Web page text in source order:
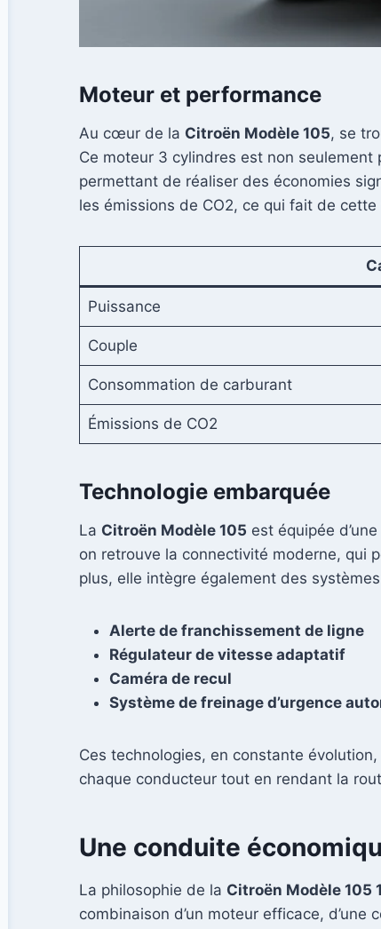
Moteur et performance
Au cœur de la Citroën Modèle 105, se
Ce moteur 3 cylindres est non
permettant de réaliser des économies
les émissions de CO2, ce qui fait de
Puissance
Couple
Consommation de carburant
Émissions de CO2
Technologie embarquée
La Citroën Modèle 105 est équipée
on retrouve la connectivité moderne, qui
plus, elle intègre également des
Alerte de franchissement de ligne
Régulateur de vitesse adaptatif
Caméra de recul
Système de freinage d’urgence
Ces technologies, en constante
chaque conducteur tout en rendant la
Une conduite
La philosophie de la Citroën Modèle 105
combinaison d’un moteur efficace,